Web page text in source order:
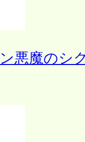
悪魔のシ